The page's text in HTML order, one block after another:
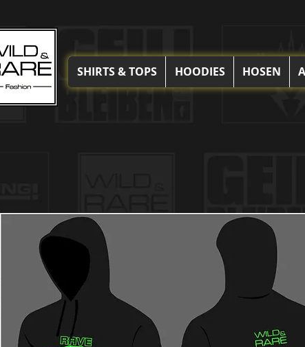
SHIRTS & TOPS HOODIES HOSEN